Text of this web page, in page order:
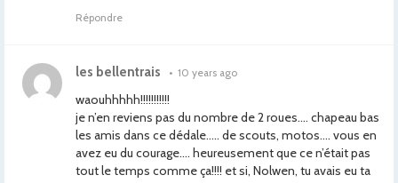
Répondre
les bellentrais • 10 years ago
waouhhhhh!!!!!!!!!!!
je n’en reviens pas du nombre de 2 roues…. chapeau bas
les amis dans ce dédale….. de scouts, motos…. vous en
avez eu du courage…. heureusement que ce n’était pas
tout le temps comme ça!!!! et si, Nolwen, tu avais eu ta